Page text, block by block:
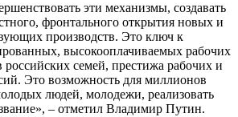
эти механизмы, создавать
фронтального открытия новых и
производств. Это ключ к
высокооплачиваемых рабочих
российских семей, престижа рабочих и
Это возможность для миллионов
людей, молодежи, реализовать
– отметил Владимир Путин.